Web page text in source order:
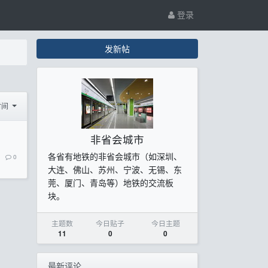
登录
0
发新帖
非省会城市
各省有地铁的非省会城市（如深圳、
大连、佛山、苏州、宁波、无锡、东
莞、厦门、青岛等）地铁的交流板
块。
主题数
11
今日贴子
0
今日主题
0
最新评论